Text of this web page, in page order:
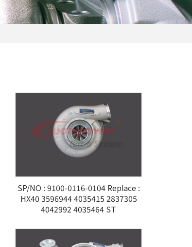
SP/NO : 9100-0116-0104 Replace :
HX40 3596944 4035415 2837305
4042992 4035464 ST